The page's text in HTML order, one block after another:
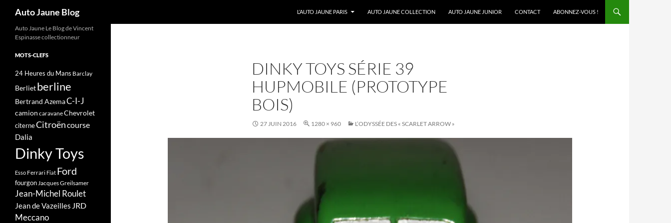
Auto Jaune Blog
L’AUTO JAUNE PARIS
AUTO JAUNE COLLECTION AUTO JAUNE JUNIOR CONTACT ABONNEZ-VOUS !
DINKY TOYS SÉRIE 39
HUPMOBILE (PROTOTYPE
BOIS)
27 JUIN 2016 1280 × 960 L’ODYSSÉE DES « SCARLET ARROW »
Auto Jaune Le Blog de Vincent
Espinasse collectionneur
MOTS-CLEFS
24 Heures du Mans Barclay
Berlietberline
Bertrand AzemaC-I-J
camion caravaneChevrolet
citerneCitroëncourse
Dalia
Dinky Toys
Esso Ferrari Fiat Ford
fourgonJacques Greilsamer
Jean-Michel Roulet
Jean de Vazeilles JRD
Meccano